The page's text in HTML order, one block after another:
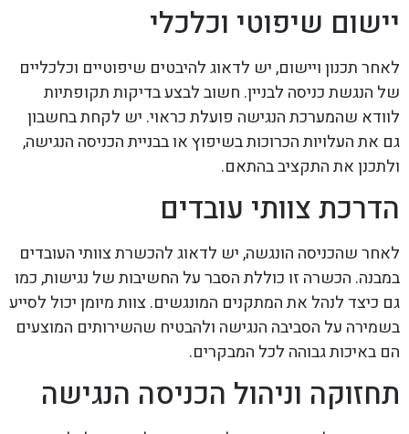
יישום שיפוטי וכלכלי
לאחר תכנון ויישום, יש לדאוג להיבטים שיפוטיים וכלכליים
של הנגשת כניסה לבניין. חשוב לבצע בדיקות תקופתיות
לוודא שהמערכת הנגישה פועלת כראוי. יש לקחת בחשבון
גם את העלויות הכרוכות בשיפוץ או בבניית הכניסה הנגישה,
ולתכנן את התקציב בהתאם.
הדרכת צוותי עובדים
לאחר שהכניסה הונגשה, יש לדאוג להכשרת צוותי העובדים
במבנה. הכשרה זו כוללת הסבר על החשיבות של נגישות, כמו
גם כיצד לנהל את המתקנים המונגשים. צוות מיומן יכול לסייע
בשמירה על הסביבה הנגישה ולהבטיח שהשירותים המוצעים
הם באיכות גבוהה לכל המבקרים.
תחזוקה וניהול הכניסה הנגישה